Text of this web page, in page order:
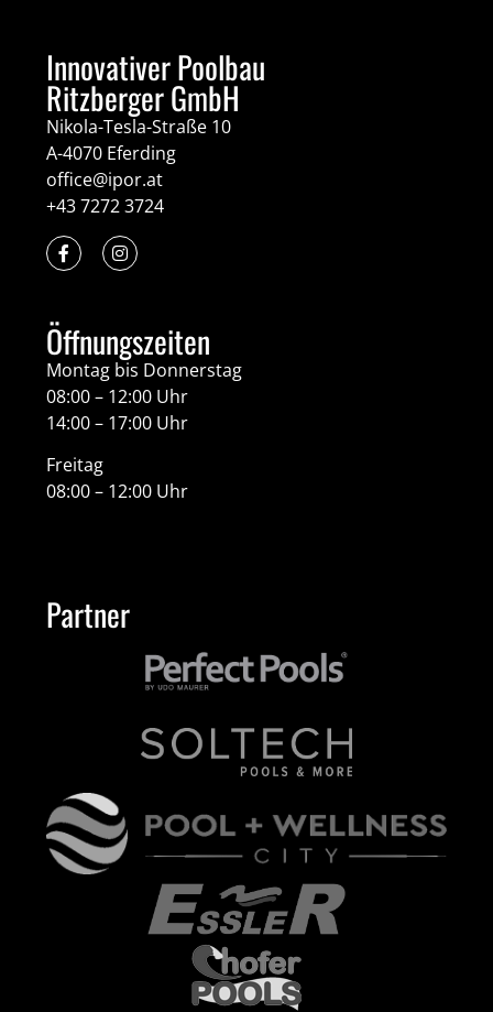
Innovativer Poolbau
Ritzberger GmbH
Nikola-Tesla-Straße 10
A-4070 Eferding
office@ipor.at
+43 7272 3724
Öffnungszeiten
Montag bis Donnerstag
08:00 – 12:00 Uhr
14:00 – 17:00 Uhr
Freitag
08:00 – 12:00 Uhr
Partner